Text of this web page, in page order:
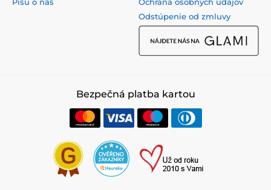
Odstúpenie od zmluvy
Bezpečná platba kartou